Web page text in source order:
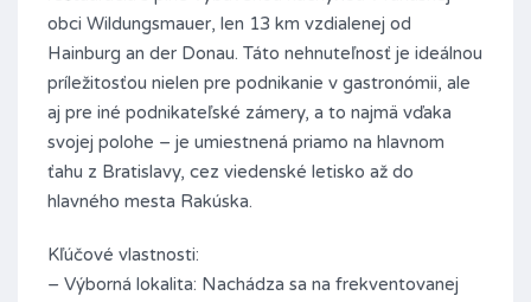
obci Wildungsmauer, len 13 km vzdialenej od
Hainburg an der Donau. Táto nehnuteľnosť je ideálnou
príležitosťou nielen pre podnikanie v gastronómii, ale
aj pre iné podnikateľské zámery, a to najmä vďaka
svojej polohe – je umiestnená priamo na hlavnom
ťahu z Bratislavy, cez viedenské letisko až do
hlavného mesta Rakúska.
Kľúčové vlastnosti:
– Výborná lokalita: Nachádza sa na frekventovanej